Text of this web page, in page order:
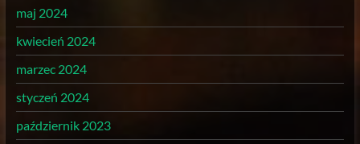
maj 2024
kwiecień 2024
marzec 2024
styczeń 2024
październik 2023